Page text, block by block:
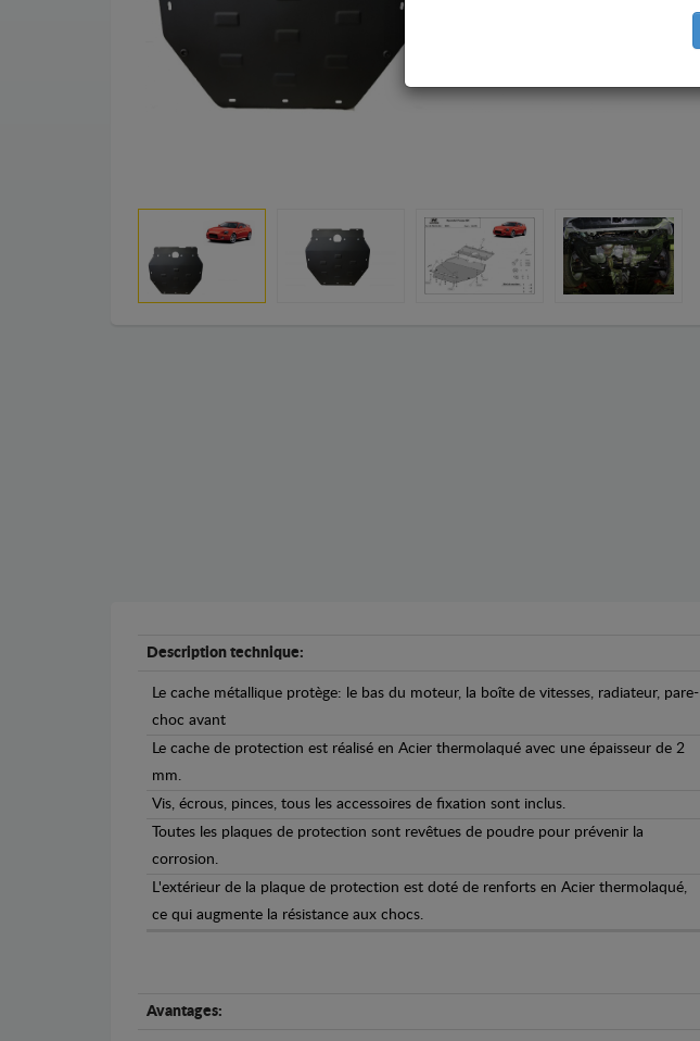
Description technique:
Le cache métallique protège: le bas du moteur, la boîte de vitesses, radiateur, pare-
choc avant
Le cache de protection est réalisé en Acier thermolaqué avec une épaisseur de 2
mm.
Vis, écrous, pinces, tous les accessoires de fixation sont inclus.
Toutes les plaques de protection sont revêtues de poudre pour prévenir la
corrosion.
L'extérieur de la plaque de protection est doté de renforts en Acier thermolaqué,
ce qui augmente la résistance aux chocs.
Avantages: